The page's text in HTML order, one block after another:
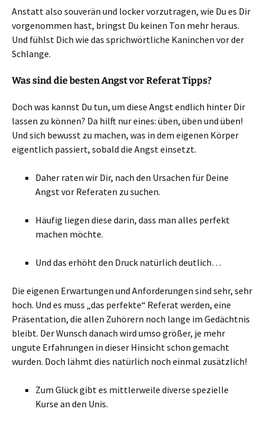
Anstatt also souverän und locker vorzutragen, wie Du es Dir
vorgenommen hast, bringst Du keinen Ton mehr heraus.
Und fühlst Dich wie das sprichwörtliche Kaninchen vor der
Schlange.
Was sind die besten Angst vor Referat Tipps?
Doch was kannst Du tun, um diese Angst endlich hinter Dir
lassen zu können? Da hilft nur eines: üben, üben und üben!
Und sich bewusst zu machen, was in dem eigenen Körper
eigentlich passiert, sobald die Angst einsetzt.
Daher raten wir Dir, nach den Ursachen für Deine
Angst vor Referaten zu suchen.
Häufig liegen diese darin, dass man alles perfekt
machen möchte.
Und das erhöht den Druck natürlich deutlich…
Die eigenen Erwartungen und Anforderungen sind sehr, sehr
hoch. Und es muss „das perfekte“ Referat werden, eine
Präsentation, die allen Zuhörern noch lange im Gedächtnis
bleibt. Der Wunsch danach wird umso größer, je mehr
ungute Erfahrungen in dieser Hinsicht schon gemacht
wurden. Doch lähmt dies natürlich noch einmal zusätzlich!
Zum Glück gibt es mittlerweile diverse spezielle
Kurse an den Unis.